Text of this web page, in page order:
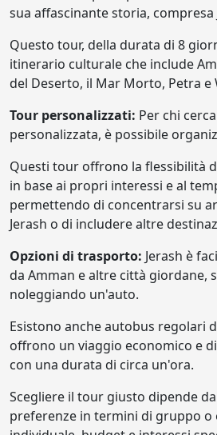
sua affascinante storia, compresa
Questo tour, della durata di 8
itinerario culturale che include
del Deserto, il Mar Morto, Petra e
Tour personalizzati: Per chi
personalizzata, è possibile
Questi tour offrono la flessibilità
in base ai propri interessi e al
permettendo di concentrarsi su
Jerash o di includere altre
Opzioni di trasporto: Jerash è
da Amman e altre città giordane,
noleggiando un'auto.
Esistono anche autobus regolari
offrono un viaggio economico e
con una durata di circa un'ora.
Scegliere il tour giusto dipende
preferenze in termini di gruppo o